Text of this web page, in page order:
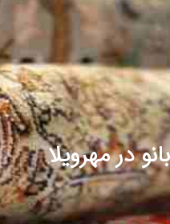
در مهرویلا